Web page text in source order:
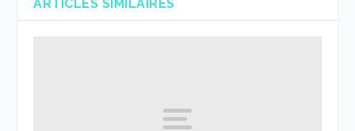
ARTICLES SIMILAIRES